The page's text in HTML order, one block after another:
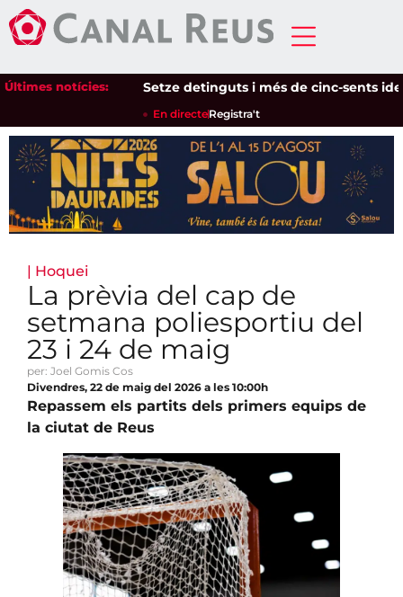
Últimes notícies: Setze detinguts i més de cinc-sents
En directeRegistra't
| Hoquei
La prèvia del cap de
setmana poliesportiu del
23 i 24 de maig
per: Joel Gomis Cos
Divendres, 22 de maig del 2026 a les 10:00h
Repassem els partits dels primers equips de
la ciutat de Reus